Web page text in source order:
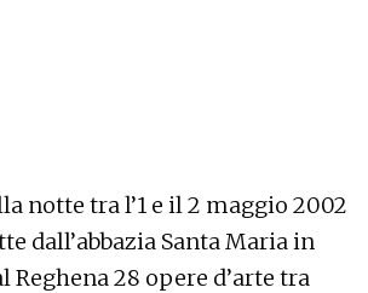
notte tra l’1 e il 2 maggio 2002
dall’abbazia Santa Maria in
Reghena 28 opere d’arte tra